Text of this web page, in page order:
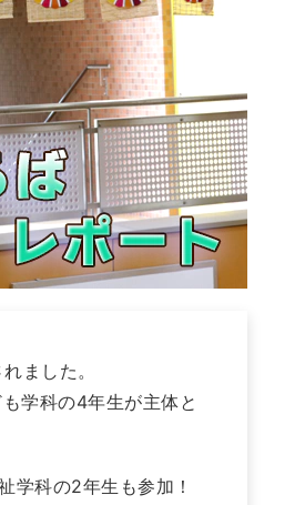
ました。
学科の4年生が主体と
学科の2年生も参加！